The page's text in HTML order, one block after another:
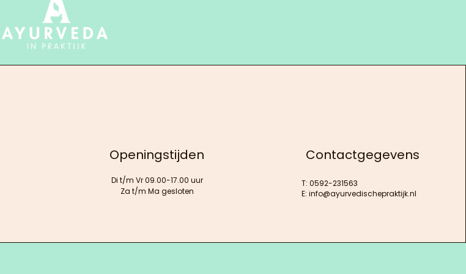
Openingstijden
Di t/m Vr 09.00-17.00 uur
Za t/m Ma gesloten
Contactgegevens
T: 0592-231563
E:info@ayurvedischepraktijk.nl